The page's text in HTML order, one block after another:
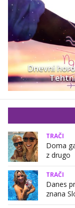
Dnevni
TRAČI
Doma
z drugo
TRAČI
Danes
znana